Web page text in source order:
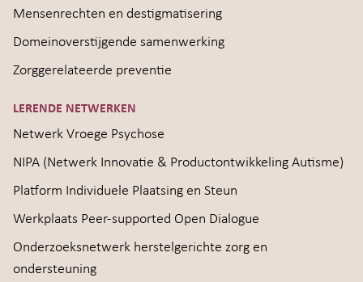
Mensenrechten en destigmatisering
Domeinoverstijgende samenwerking
Zorggerelateerde preventie
LERENDE NETWERKEN
Netwerk Vroege Psychose
NIPA (Netwerk Innovatie & Productontwikkeling Autisme)
Platform Individuele Plaatsing en Steun
Werkplaats Peer-supported Open Dialogue
Onderzoeksnetwerk herstelgerichte zorg en
ondersteuning